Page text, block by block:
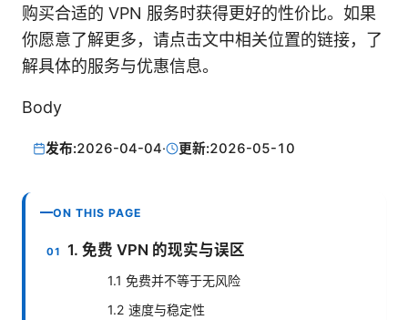
购买合适的 VPN 服务时获得更好的性价比。如果
你愿意了解更多，请点击文中相关位置的链接，了
解具体的服务与优惠信息。
Body
发布:2026-04-04· 更新:2026-05-10
ON THIS PAGE
1. 免费 VPN 的现实与误区
1.1 免费并不等于无风险
1.2 速度与稳定性